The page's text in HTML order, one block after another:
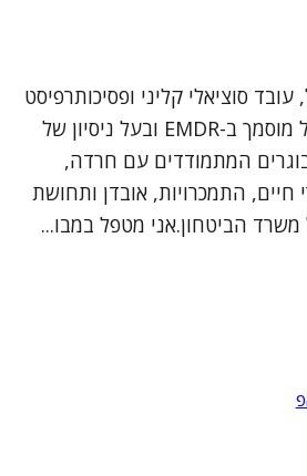
סוציאלי קליני ופסיכותרפיסט
בגישה דינאמית , מטפל מוסמך ב-EMDR ובעל ניסיון של
המתמודדים עם חרדה,
חיים, התמכרויות, אובדן ותחושת
הביטחון.אני מטפל במבו...